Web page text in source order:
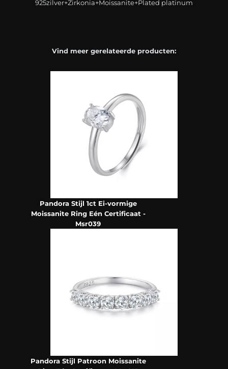
925zilver+Zirkonia+Moissanite+Plated platinum
Vind meer gerelateerde producten:
Pandora Stijl 1ct Ei-vormige
Moissanite Ring Eén Certificaat -
Msr039
Pandora Stijl Patroon Moissanite